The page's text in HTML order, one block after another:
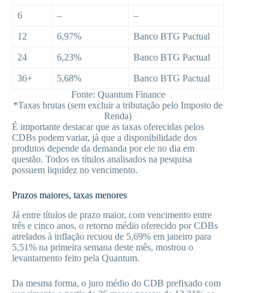
6 – –
12 6,97% Banco BTG Pactual
24 6,23% Banco BTG Pactual
36+ 5,68%
Banco BTG Pactual
Fonte: Quantum Finance
*Taxas brutas (sem excluir a tributação pelo Imposto de
Renda)
É importante destacar que as taxas oferecidas pelos
CDBs podem variar, já que a disponibilidade dos
produtos depende da demanda por ele no dia em
questão. Todos os títulos analisados na pesquisa
possuem liquidez no vencimento.
Prazos maiores, taxas menores
Já entre títulos de prazo maior, com vencimento entre
três e cinco anos, o retorno médio oferecido por CDBs
atrelados à inflação recuou de 5,69% em janeiro para
5,51% na primeira semana deste mês, mostrou o
levantamento feito pela Quantum.
Da mesma forma, o juro médio do CDB prefixado com